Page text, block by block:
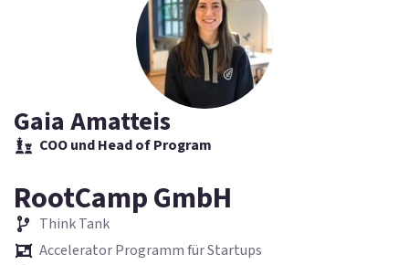
Gaia Amatteis
COO und Head of Program
RootCamp GmbH
Think Tank
Accelerator Programm für Startups